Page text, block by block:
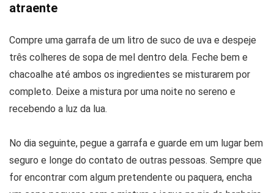
atraente
Compre uma garrafa de um litro de suco de uva e despeje
três colheres de sopa de mel dentro dela. Feche bem e
chacoalhe até ambos os ingredientes se misturarem por
completo. Deixe a mistura por uma noite no sereno e
recebendo a luz da lua.
No dia seguinte, pegue a garrafa e guarde em um lugar bem
seguro e longe do contato de outras pessoas. Sempre que
for encontrar com algum pretendente ou paquera, encha